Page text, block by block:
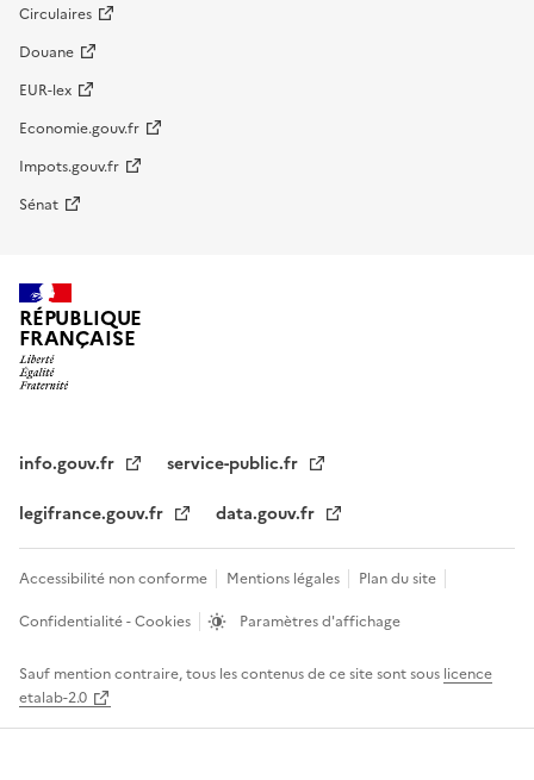
Circulaires
Douane
EUR-lex
Economie.gouv.fr
Impots.gouv.fr
Sénat
RÉPUBLIQUE
FRANÇAISE
info.gouv.fr
service-public.fr
legifrance.gouv.fr
data.gouv.fr
Accessibilité non conforme Mentions légales
Plan du site
Confidentialité - Cookies
Paramètres d'affichage
Sauf mention contraire, tous les contenus de ce site sont sous licence
etalab-2.0